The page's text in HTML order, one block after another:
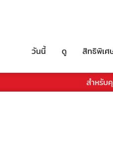
วันนี้ ดู สิทธิพิเศ
สำหรับ